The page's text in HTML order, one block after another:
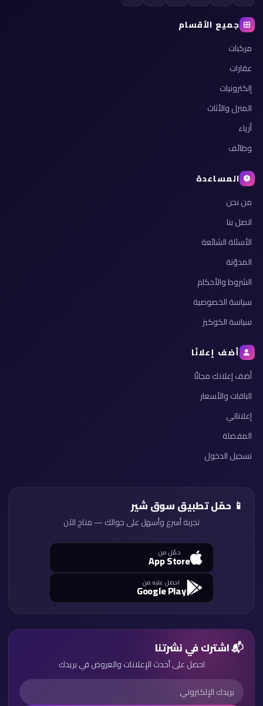
جميع الأقسام
مركبات
عقارات
إلكترونيات
المنزل والأثاث
أزياء
وظائف
المساعدة
من نحن
اتصل بنا
الأسئلة الشائعة
المدوّنة
الشروط والأحكام
سياسة الخصوصية
سياسة الكوكيز
أضف إعلانًا
أضف إعلانك مجانًا
الباقات والأسعار
إعلاناتي
المفضلة
تسجيل الدخول
📱 حمّل تطبيق سوق شير
تجربة أسرع وأسهل على جوالك — متاح الآن
حمّل من
App Store
احصل عليه من
Google Play
📬 اشترك في نشرتنا
احصل على أحدث الإعلانات والعروض في بريدك